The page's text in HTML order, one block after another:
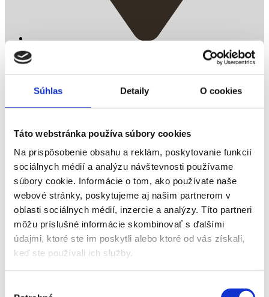
Súhlas Detaily O cookies
Táto webstránka používa súbory cookies
Na prispôsobenie obsahu a reklám, poskytovanie funkcií
sociálnych médií a analýzu návštevnosti používame
súbory cookie. Informácie o tom, ako používate naše
webové stránky, poskytujeme aj našim partnerom v
oblasti sociálnych médií, inzercie a analýzy. Títo partneri
môžu príslušné informácie skombinovať s ďalšími
údajmi, ktoré ste im poskytli alebo ktoré od vás získali,
keď ste používali ich služby.
Sysľovisko